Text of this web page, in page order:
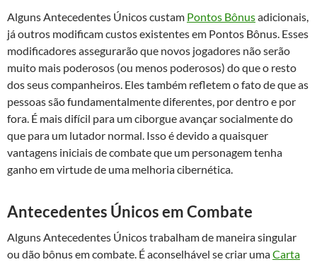
Alguns Antecedentes Únicos custam Pontos Bônusadicionais,
já outros modificam custos existentes em Pontos Bônus. Esses
modificadores assegurarão que novos jogadores não serão
muito mais poderosos (ou menos poderosos) do que o resto
dos seus companheiros. Eles também refletem o fato de que as
pessoas são fundamentalmente diferentes, por dentro e por
fora. É mais difícil para um ciborgue avançar socialmente do
que para um lutador normal. Isso é devido a quaisquer
vantagens iniciais de combate que um personagem tenha
ganho em virtude de uma melhoria cibernética.
Antecedentes Únicos em Combate
Alguns Antecedentes Únicos trabalham de maneira singular
ou dão bônus em combate. É aconselhável se criar umaCarta